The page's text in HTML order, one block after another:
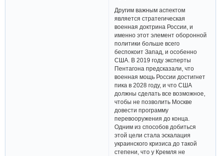
Другим важным аспектом
является стратегическая
военная доктрина России, и
именно этот элемент оборонной
политики больше всего
беспокоит Запад, и особенно
США. В 2019 году эксперты
Пентагона предсказали, что
военная мощь России достигнет
пика в 2028 году, и что США
должны сделать все возможное,
чтобы не позволить Москве
довести программу
перевооружения до конца.
Одним из способов добиться
этой цели стала эскалация
украинского кризиса до такой
степени, что у Кремля не